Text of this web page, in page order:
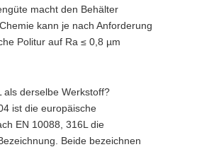
macht den Behälter
kann je nach Anforderung
Politur auf Ra ≤ 0,8 µm
als derselbe Werkstoff?
ist die europäische
EN 10088, 316L die
Beide bezeichnen